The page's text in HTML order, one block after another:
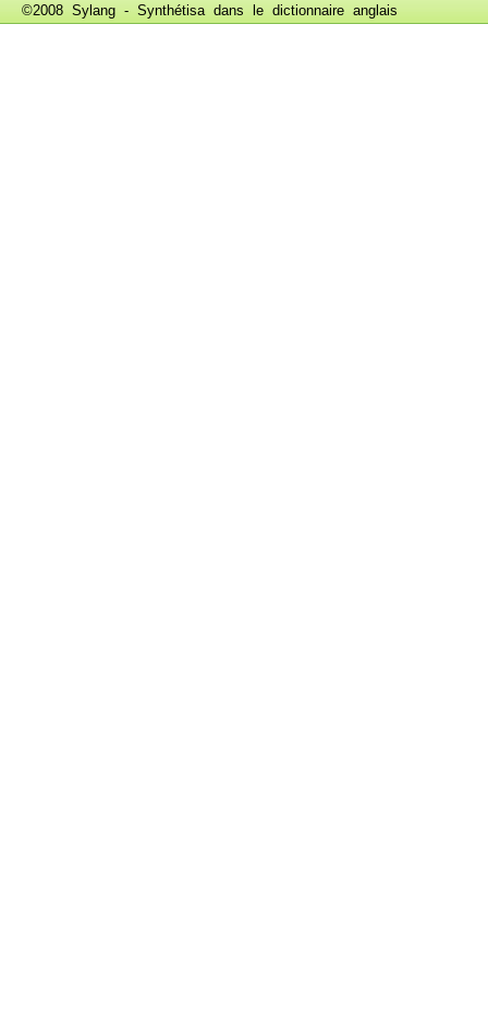
©2008 Sylang - Synthétisa dans le dictionnaire anglais